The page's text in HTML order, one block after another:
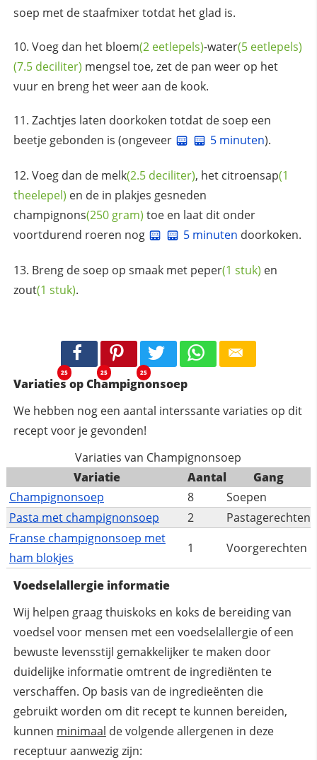
soep met de staafmixer totdat het glad is.
Voeg dan het bloem(2 eetlepels)-water(5 eetlepels)
(7.5 deciliter) mengsel toe, zet de pan weer op het
vuur en breng het weer aan de kook.
Zachtjes laten doorkoken totdat de soep een
beetje gebonden is (ongeveer
5 minuten).
Voeg dan de melk(2.5 deciliter), het citroensap(1
theelepel) en de in plakjes gesneden
champignons(250 gram) toe en laat dit onder
voortdurend roeren nog
5 minuten doorkoken.
Breng de soep op smaak met peper(1 stuk) en
zout(1 stuk).
25 25 25
Variaties op Champignonsoep
We hebben nog een aantal interssante variaties op dit
recept voor je gevonden!
Variaties van Champignonsoep
Variatie
Aantal
Gang
Champignonsoep
8
Soepen
Pasta met champignonsoep
2
Pastagerechten
Franse champignonsoep met
ham blokjes
1 Voorgerechten
Voedselallergie informatie
Wij helpen graag thuiskoks en koks de bereiding van
voedsel voor mensen met een voedselallergie of een
bewuste levensstijl gemakkelijker te maken door
duidelijke informatie omtrent de ingrediënten te
verschaffen. Op basis van de ingredieënten die
gebruikt worden om dit recept te kunnen bereiden,
kunnen minimaal de volgende allergenen in deze
receptuur aanwezig zijn: